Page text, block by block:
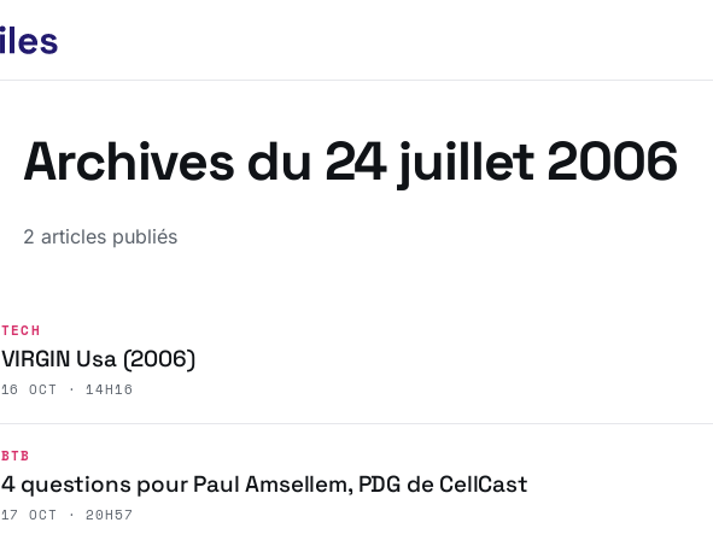
Archives du 24 juillet 2006
2 articles publiés
TECH
VIRGIN Usa (2006)
16 OCT · 14H16
BTB
4 questions pour Paul Amsellem, PDG de CellCast
17 OCT · 20H57